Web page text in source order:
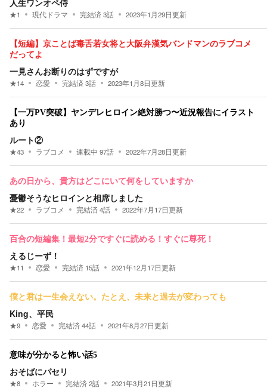
人生ワンオペ侍
★1 現代ドラマ 完結済3話 2023年1月29日更新
【短編】京ことば毒舌若女将と大阪弁漢気バンドマンのラブコメ
だってよ
一見さんお断りのはずですが
★14 恋愛 完結済3話 2023年1月8日更新
【一万PV突破】ヤンデレヒロイン絶対勝つ〜近況報告にイラスト
あり
ルート②
★43 ラブコメ 連載中 97話 2022年7月28日更新
あの日から、貴方はどこにいて何をしていますか
憂鬱そうなヒロインと相席しました
★22 ラブコメ 完結済4話 2022年7月17日更新
百合の短編集！最短2分ですぐに読める！すぐに尊死！
えるじーず！
★11 恋愛 完結済 15話 2021年12月17日更新
僕と君は一生会えない。たとえ、未来と過去が変わっても
King、平民
★9 恋愛 完結済44話 2021年8月27日更新
意味が分かると怖い話5
おそばにパセリ
★8 ホラー 完結済2話 2021年3月21日更新